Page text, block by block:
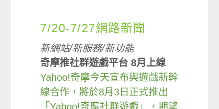
7/20-7/27網路新聞
新網站/新服務/新功能
奇摩推社群遊戲平台 8月上線
Yahoo!奇摩今天宣布與遊戲新幹
線合作，將於8月3日正式推出
「Yahoo!奇摩社群遊戲」，期望